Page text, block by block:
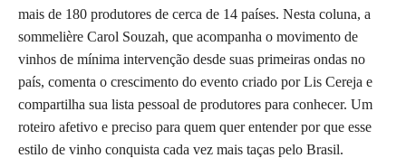
mais de 180 produtores de cerca de 14 países. Nesta coluna, a
sommelière Carol Souzah, que acompanha o movimento de
vinhos de mínima intervenção desde suas primeiras ondas no
país, comenta o crescimento do evento criado por Lis Cereja e
compartilha sua lista pessoal de produtores para conhecer. Um
roteiro afetivo e preciso para quem quer entender por que esse
estilo de vinho conquista cada vez mais taças pelo Brasil.